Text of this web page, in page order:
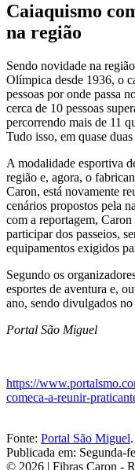
Caiaquismo
na região
Sendo novidade na
Olímpica desde 1936, o
pessoas por onde passa
cerca de 10 pessoas
percorrendo mais de 11
Tudo isso, em quase
A modalidade esportiva
região e, agora, o
Caron, está novamente
cenários propostos pela
com a reportagem,
participar dos passeios,
equipamentos exigidos
Segundo os
esportes de aventura e,
ano, sendo divulgados
Portal São Miguel
https://
comeca-a-reunir-
Fonte: Portal São Miguel.
Publicada em: Segunda-
© 2026 | Fibras Caron -